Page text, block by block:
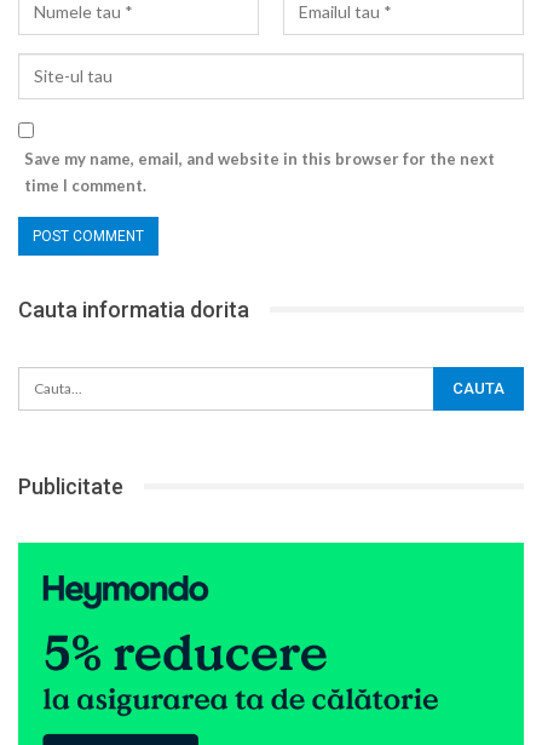
Save my name, email, and website in this browser for the next
time I comment.
Cauta informatia dorita
Publicitate